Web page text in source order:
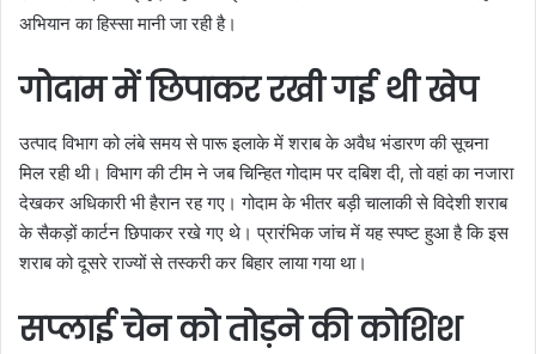
अभियान का हिस्सा मानी जा रही है।
गोदाम में छिपाकर रखी गई थी खेप
उत्पाद विभाग को लंबे समय से पारू इलाके में शराब के अवैध भंडारण की सूचना
मिल रही थी। विभाग की टीम ने जब चिन्हित गोदाम पर दबिश दी, तो वहां का नजारा
देखकर अधिकारी भी हैरान रह गए। गोदाम के भीतर बड़ी चालाकी से विदेशी शराब
के सैकड़ों कार्टन छिपाकर रखे गए थे। प्रारंभिक जांच में यह स्पष्ट हुआ है कि इस
शराब को दूसरे राज्यों से तस्करी कर बिहार लाया गया था।
सप्लाई चेन को तोड़ने की कोशिश